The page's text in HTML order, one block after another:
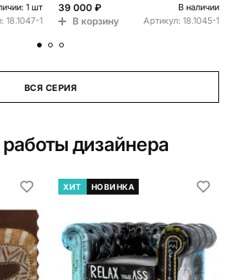
1 шт
18.1047-1
39 000 ₽
В наличии
В корзину Артикул: 18.1045-1
ВСЯ СЕРИЯ
дизайнера
ХИТ НОВИНКА